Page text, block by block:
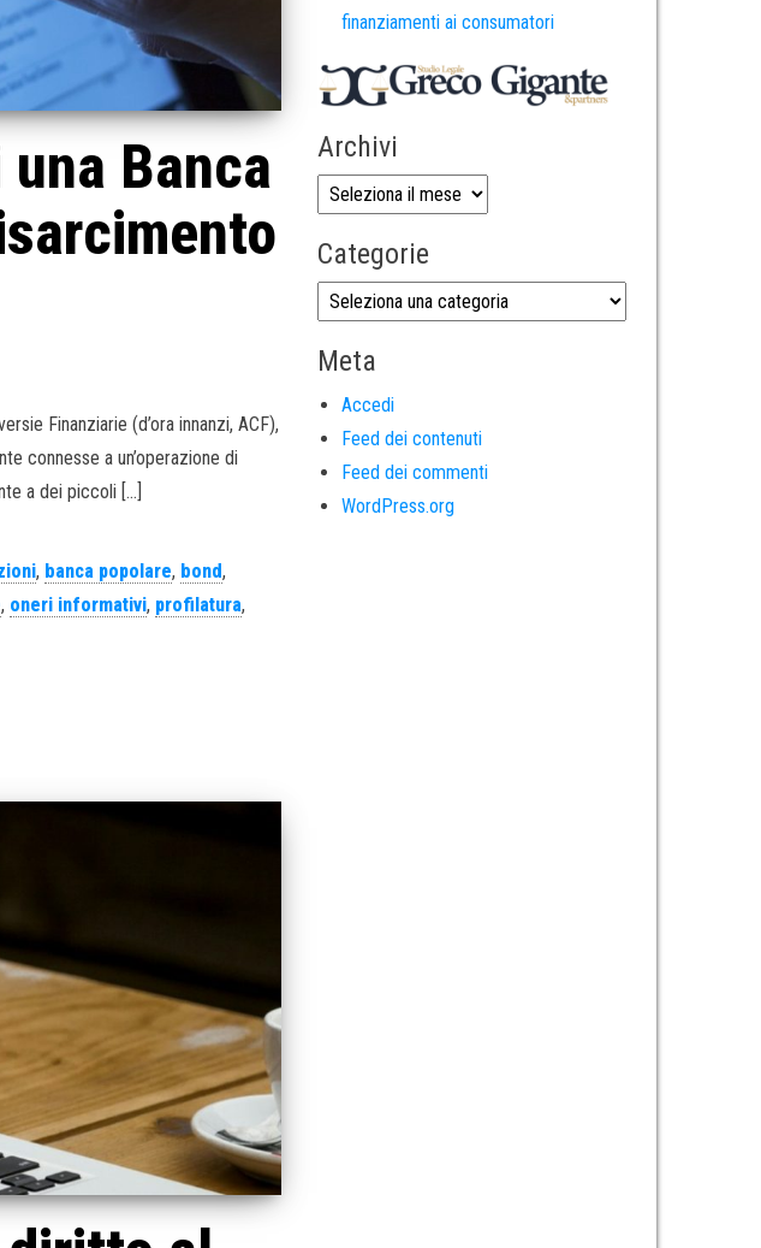
Banca
Finanziarie (d’ora innanzi, ACF),
connesse a un’operazione di
a dei piccoli […]
, banca popolare, bond,
, oneri informativi, profilatura,
finanziamenti ai consumatori
Archivi
Categorie
Meta
Accedi
Feed dei contenuti
Feed dei commenti
WordPress.org